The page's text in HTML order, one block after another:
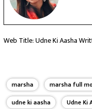
Web Title: Udne Ki Aasha
marsha marsha full
udne ki aasha
Udne Ki